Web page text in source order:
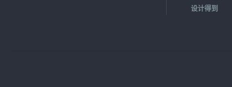
设计得到